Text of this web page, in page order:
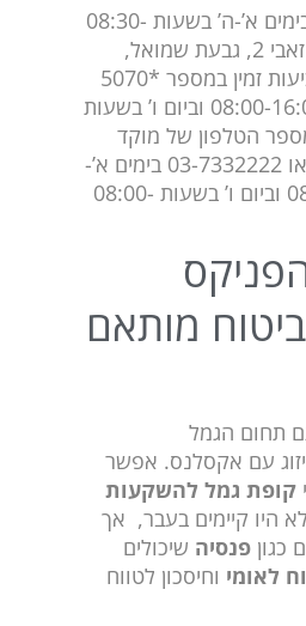
קבלת קהל מתקיימת בימים א’-ה’ בשעות 08:30-
15:00 ברחוב רחבעם זאבי 2, גבעת שמואל,
קומת קרקע. מרכז תביעות זמין במספר *5070
בימים א’-ה’ בשעות 08:00-16:00 וביום ו’ בשעות
בעוד מספר הטלפון של מוקד
המכירות הוא *3455 או 03-7332222 בימים א’-
ה’ בשעות 08:00-20:00 וביום ו’ בשעות 08:00-
מותאם
תחום הגמל
עם אקסלנס. אפשר
קופת גמל להשקעות
היו קיימים בעבר, אך
כגון פנסיה שיכולים
לאומי וחיסכון לטווח